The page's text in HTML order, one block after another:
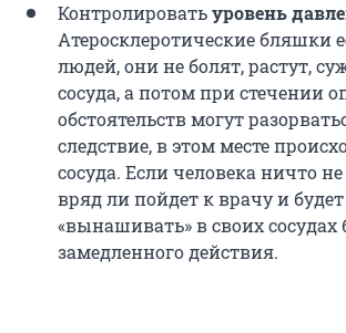
Контролироватьуровень
Атеросклеротические бляшки
людей, они не болят, растут,
сосуда, а потом при стечении
обстоятельств могут
следствие, в этом месте
сосуда. Если человека ничто
вряд ли пойдет к врачу и будет
«вынашивать» в своих
замедленного действия.